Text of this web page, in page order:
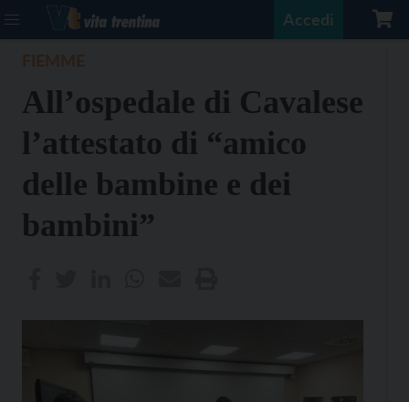
Accedi
All’ospedale di Cavalese
l’attestato di “amico
delle bambine e dei
bambini”